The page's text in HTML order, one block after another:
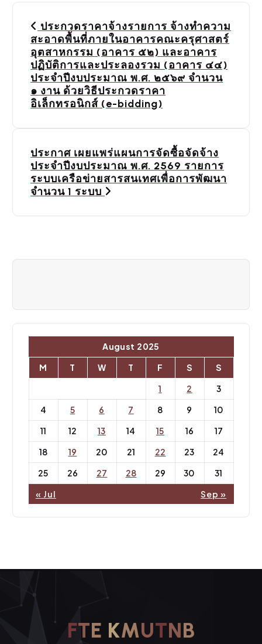
n
ประกวดราคาจ้างรายการ จ้างทำความ
สะอาดพื้นที่ภายในอาคารคณะครุศาสตร์
อุตสาหกรรม (อาคาร ๕๒) และอาคาร
ปฏิบัติการและประลองรวม (อาคาร ๔๔)
ประจำปีงบประมาณ พ.ศ. ๒๕๖๙ จำนวน
๑ งาน ด้วยวิธีประกวดราคา
อิเล็กทรอนิกส์ (e-bidding)
ประกาศ เผยแพร่แผนการจัดซื้อจัดจ้าง
ประจำปีงบประมาณ พ.ศ. 2569 รายการ
ระบบเครือข่ายสารสนเทศเพื่อการพัฒนา
จำนวน 1 ระบบ
August 2025
M
T W T F S
S
1
2
3
4
5 6 7 8 9
10
11
12 13 14 15 16
17
18
19 20 21 22 23
24
25
26 27 28 29 30 31
« Jul Sep »
FTE KMUTNB